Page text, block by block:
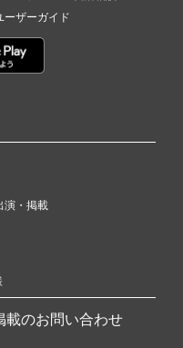
ーザーガイド
演・掲載
載のお問い合わせ